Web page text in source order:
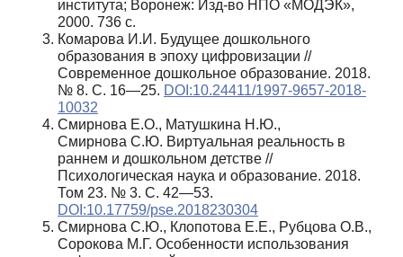
института; Воронеж: Изд-во НПО «МОДЭК»,
2000. 736 с.
Комарова И.И. Будущее дошкольного
образования в эпоху цифровизации //
Современное дошкольное образование. 2018.
№ 8. С. 16—25. DOI:10.24411/1997-9657-2018-
10032
Смирнова Е.О., Матушкина Н.Ю.,
Смирнова С.Ю. Виртуальная реальность в
раннем и дошкольном детстве //
Психологическая наука и образование. 2018.
Том 23. № 3. C. 42—53.
DOI:10.17759/pse.2018230304
Смирнова С.Ю., Клопотова Е.Е., Рубцова О.В.,
Сорокова М.Г. Особенности использования